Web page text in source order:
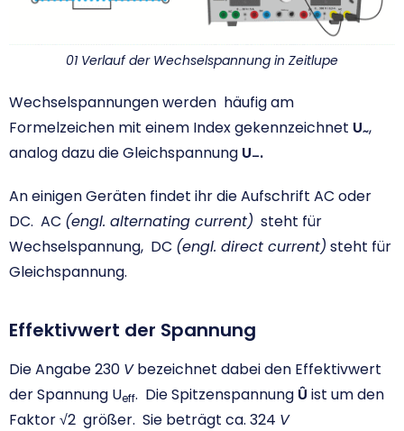
01 Verlauf der Wechselspannung in Zeitlupe
Wechselspannungen werden häufig am
Formelzeichen mit einem Index gekennzeichnet U~,
analog dazu die Gleichspannung U–.
An einigen Geräten findet ihr die Aufschrift AC oder
DC. AC (engl. alternating current) steht für
Wechselspannung, DC (engl. direct current) steht für
Gleichspannung.
Effektivwert der Spannung
Die Angabe 230 Vbezeichnet dabei den Effektivwert
der Spannung Ueff. Die Spitzenspannung Û ist um den
Faktor √2 größer. Sie beträgt ca. 324 V